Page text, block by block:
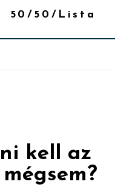
50/50/Lista
kell az